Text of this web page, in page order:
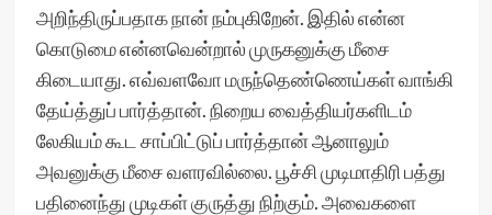
அறிந்திருப்பதாக நான் நம்புகிறேன். இதில் என்ன
கொடுமை என்னவென்றால் முருகனுக்கு மீசை
கிடையாது. எவ்வளவோ மருந்தெண்ணெய்கள் வாங்கி
தேய்த்துப் பார்த்தான். நிறைய வைத்தியர்களிடம்
லேகியம் கூட சாப்பிட்டுப் பார்த்தான் ஆனாலும்
அவனுக்கு மீசை வளரவில்லை. பூச்சி முடிமாதிரி பத்து
பதினைந்து முடிகள் குருத்து நிற்கும். அவைகளை